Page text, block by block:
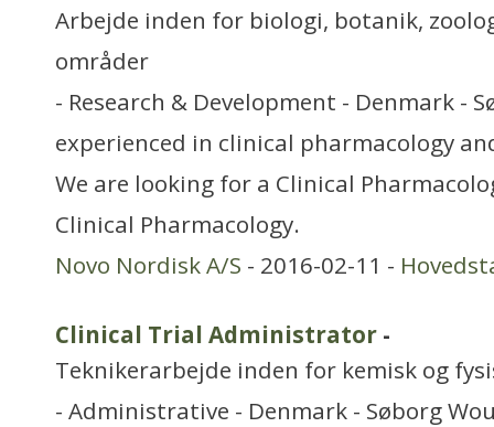
Arbejde inden for biologi, botanik,
områder
- Research & Development - Denmark -
experienced in clinical pharmacology
We are looking for a Clinical
Clinical Pharmacology.
Novo Nordisk A/S - 2016-02-11 -
Clinical Trial Administrator -
Teknikerarbejde inden for kemisk og
- Administrative - Denmark - Søborg